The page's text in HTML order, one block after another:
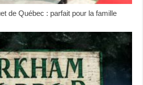
de Québec : parfait pour la famille